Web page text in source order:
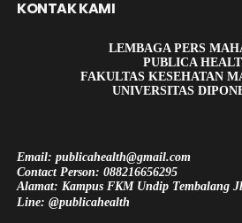
KONTAK KAMI
LEMBAGA PERS
PUBLICA
FAKULTAS KESEHATAN
UNIVERSITAS
Email: publicahealth@gmail.com
Contact Person: 088216656295
Alamat: Kampus FKM Undip Tembalang
Line: @publicahealth